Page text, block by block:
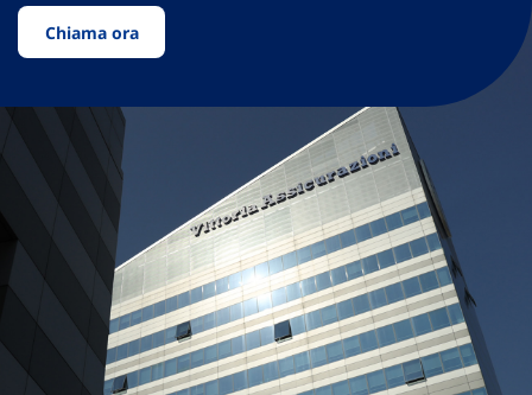
Chiama ora